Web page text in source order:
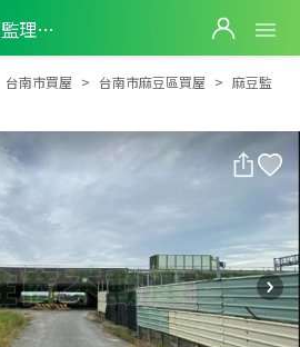
麻豆監理站近國一都內農
麻豆監理站近國一都內農
台南市買屋 台南市麻豆區買屋
麻豆監